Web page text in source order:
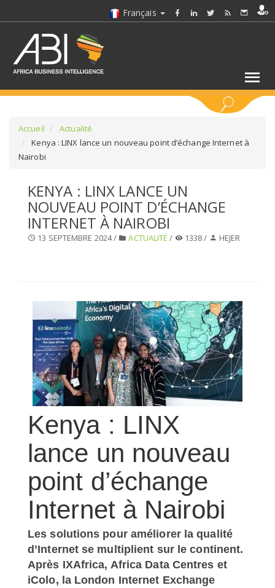
Français
SÉLECTIONNEZ UN DOSSIER
SELECTIONNEZ UNE SECTION
Accueil
Actualité
Kenya : LINX lance un nouveau point d’échange Internet à
Nairobi
KENYA : LINX LANCE UN
NOUVEAU POINT D’ÉCHANGE
INTERNET À NAIROBI
13 SEPTEMBRE 2024 / ACTUALITÉ / 1338 / HEJER
Kenya : LINX
lance un nouveau
point d’échange
Internet à Nairobi
Les solutions pour améliorer la qualité
d’Internet se multiplient sur le continent.
Après IXAfrica, Africa Data Centres et
iColo, la London Internet Exchange